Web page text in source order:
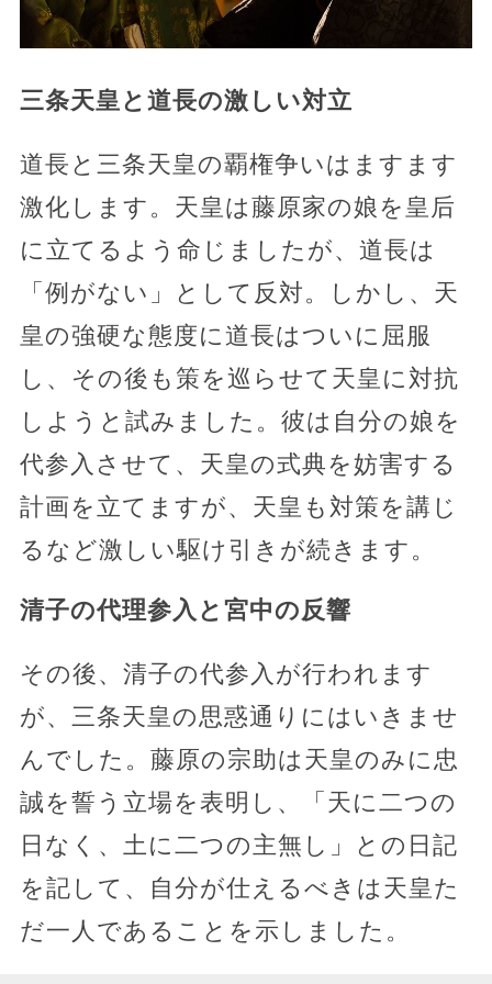
三条天皇と道長の激しい対立
道長と三条天皇の覇権争いはますます
激化します。天皇は藤原家の娘を皇后
に立てるよう命じましたが、道長は
「例がない」として反対。しかし、天
皇の強硬な態度に道長はついに屈服
し、その後も策を巡らせて天皇に対抗
しようと試みました。彼は自分の娘を
代参入させて、天皇の式典を妨害する
計画を立てますが、天皇も対策を講じ
るなど激しい駆け引きが続きます。
清子の代理参入と宮中の反響
その後、清子の代参入が行われます
が、三条天皇の思惑通りにはいきませ
んでした。藤原の宗助は天皇のみに忠
誠を誓う立場を表明し、「天に二つの
日なく、土に二つの主無し」との日記
を記して、自分が仕えるべきは天皇た
だ一人であることを示しました。